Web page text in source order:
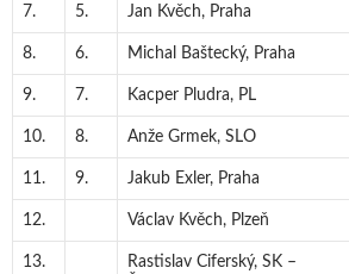
7. 5. Jan Kvěch, Praha
8. 6. Michal Baštecký, Praha
9. 7. Kacper Pludra, PL
10. 8. Anže Grmek, SLO
11. 9. Jakub Exler, Praha
12. Václav Kvěch, Plzeň
13.
Rastislav Ciferský, SK –